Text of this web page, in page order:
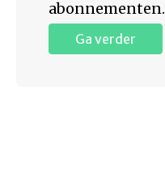
abonnementen.
Ga verder